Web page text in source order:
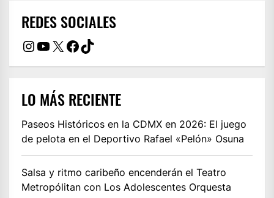
REDES SOCIALES
Instagram
YouTube
X Facebook
TikTok
LO MÁS RECIENTE
Paseos Históricos en la CDMX en 2026: El juego
de pelota en el Deportivo Rafael «Pelón» Osuna
Salsa y ritmo caribeño encenderán el Teatro
Metropólitan con Los Adolescentes Orquesta